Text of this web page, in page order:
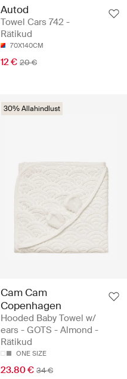
Autod
Towel Cars 742 -
Rätikud
70X140CM
12 € 20 €
30% Allahindlust
Cam Cam
Copenhagen
Hooded Baby Towel w/
ears - GOTS - Almond -
Rätikud
ONE SIZE
23.80 € 34 €